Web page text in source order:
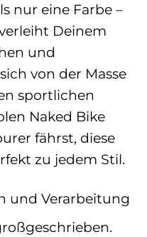
nur eine Farbe –
Deinem
und
von der Masse
sportlichen
Naked Bike
fährst, diese
zu jedem Stil.
und Verarbeitung